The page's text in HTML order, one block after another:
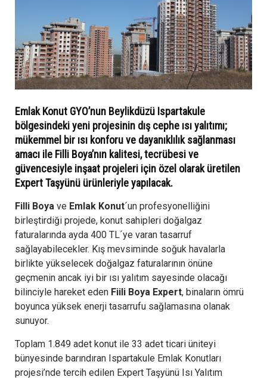
Emlak Konut GYO’nun Beylikdüzü Ispartakule
bölgesindeki yeni projesinin dış cephe ısı yalıtımı;
mükemmel bir ısı konforu ve dayanıklılık sağlanması
amacı ile Filli Boya’nın kalitesi, tecrübesi ve
güvencesiyle inşaat projeleri için özel olarak üretilen
Expert Taşyünü ürünleriyle yapılacak.
Filli Boya ve Emlak Konut´un profesyonelliğini
birleştirdiği projede, konut sahipleri doğalgaz
faturalarında ayda 400 TL´ye varan tasarruf
sağlayabilecekler. Kış mevsiminde soğuk havalarla
birlikte yükselecek doğalgaz faturalarının önüne
geçmenin ancak iyi bir ısı yalıtım sayesinde olacağı
bilinciyle hareket eden Fiili Boya Expert, binaların ömrü
boyunca yüksek enerji tasarrufu sağlamasına olanak
sunuyor.
Toplam 1.849 adet konut ile 33 adet ticari üniteyi
bünyesinde barındıran Ispartakule Emlak Konutları
projesi’nde tercih edilen Expert Taşyünü Isı Yalıtım